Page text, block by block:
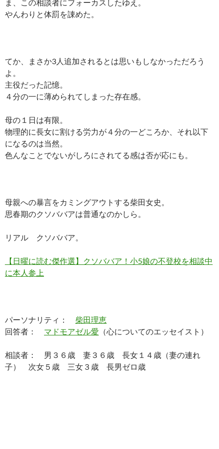
ま、この相談者にフォーカスしたゆえ。
やんわりと体罰を諌めた。
てか、まさか3人追加されるとは思いもしなかっただろう
よ。
主役だった記憶。
４分の一に薄められてしまった存在感。
母の１日は有限。
物理的に長女に割ける労力が４分の一どころか、それ以下
になるのは当然。
色んなことでないがしろにされてる感は否が応にも。
母親への暴言をカミングアウトする柴田女史。
思春期のクソババアは普通なのかしら。
リアル クソババア。
【日曜に読む傑作選】クソババア！小5娘の不登校を相談中
に本人参上
パーソナリティ： 柴田理恵
回答者： マドモアゼル愛 （心についてのエッセイスト）
相談者： 男３６歳 妻３６歳 長女１４歳（妻の連れ
子） 次女５歳 三女３歳 長男ゼロ歳